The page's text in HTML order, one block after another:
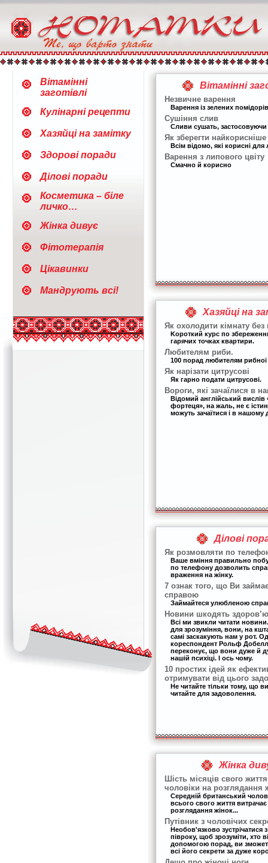
Вітамінні
заготівлі
Кулінарні рецепти
Хазяйці на замітку
Здорові поради
Ділові поради
Косметика – біле
личко…
Жінка дивує
Фітотерапія
Цікавинки
Мандрують всі!
Вітамінні
Незвичне варення
Варення із зелених
Сушіння слив
Сливи сушать, застосовуючи
Як зберегти найкорисніше
Всім відомо, які корисні
Варення з липового цвіту
Смачно й корисно
Хазяйці на
Як охолодити кімнату без
Kороткий курс по
гарячих точках квартири.
Любителям риби.
100 порад любителям рибної
Як нарізати цитрусові
Як гарно подати цитрусові.
Вороги, які зачаїлися в
Відомий англійський
фортеця», на жаль, не є
можуть зачаїтися і в нашому
Ділові
Як розмовляти по
Ваше вміння правильно
по телефону дозволить
враження на жінку.
7 ознак того, що Ви
справою
Займайтеся улюбленою
Новини шкодять здоров’ю
Всі ми звикли читати новини.
для зрозуміння, вони, на
самі заскакують нам у рот.
кореспондент Рольф
переконує, що вони дуже й
нашій психіці. І ось чому.
10 простих ідей як
отримувати від цього
Не читайте тільки тому, що
читайте для задоволення.
Жінка
Шість місяців свого
чоловіки на розглядання
Середній британський
всього свого життя витрачає
розглядання жінок...
Путівник з чоловічих
Необов'язково зустрічатися
півроку, щоб зрозуміти, хто
допомогою порад, ви
всі його секрети за дуже